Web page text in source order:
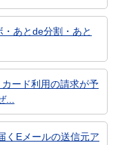
・あとde分割・あと
カード利用の請求が予
くEメールの送信元ア